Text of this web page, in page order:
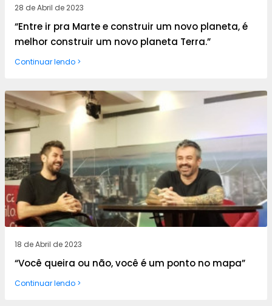
28 de Abril de 2023
“Entre ir pra Marte e construir um novo planeta, é
melhor construir um novo planeta Terra.”
Continuar lendo >
18 de Abril de 2023
“Você queira ou não, você é um ponto no mapa”
Continuar lendo >